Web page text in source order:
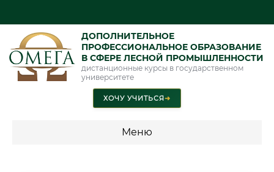
ДОПОЛНИТЕЛЬНОЕ
ПРОФЕССИОНАЛЬНОЕ ОБРАЗОВАНИЕ
В СФЕРЕ ЛЕСНОЙ ПРОМЫШЛЕННОСТИ
дистанционные курсы в государственном
университете
ХОЧУ УЧИТЬСЯ➜
Меню